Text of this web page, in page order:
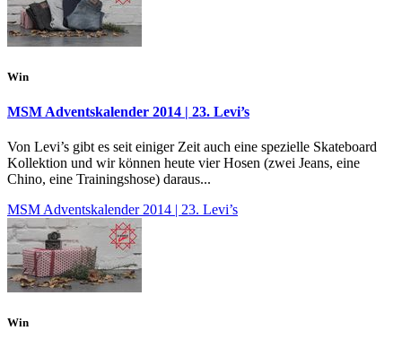
Win
MSM Adventskalender 2014 | 23. Levi’s
Von Levi’s gibt es seit einiger Zeit auch eine spezielle Skateboard
Kollektion und wir können heute vier Hosen (zwei Jeans, eine
Chino, eine Trainingshose) daraus...
MSM Adventskalender 2014 | 23. Levi’s
Win